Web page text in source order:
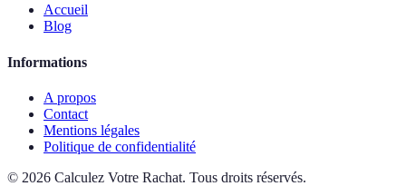
Accueil
Blog
Informations
A propos
Contact
Mentions légales
Politique de confidentialité
© 2026 Calculez Votre Rachat. Tous droits réservés.